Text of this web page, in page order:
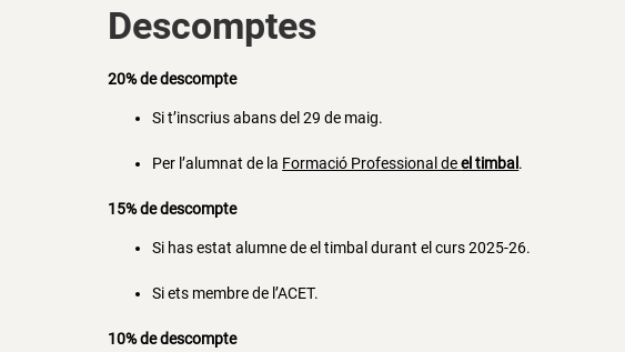
Descomptes
20% de descompte
Si t’inscrius abans del 29 de maig.
Per l’alumnat de la Formació Professional deel timbal .
15% de descompte
Si has estat alumne de el timbal durant el curs 2025-26.
Si ets membre de l’ACET.
10% de descompte